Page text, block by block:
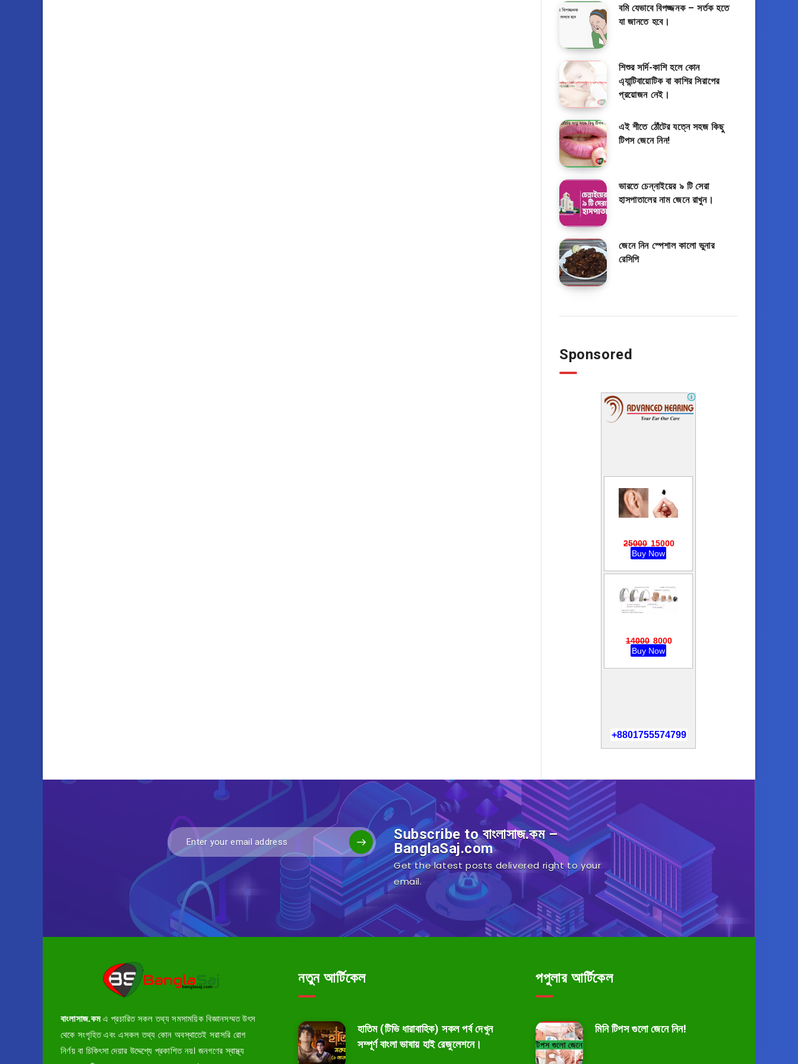
বমি যেভাবে বিপজ্জনক – সর্তক হতে
যা জানতে হবে।
শিশুর সর্দি-কাশি হলে কোন
এ্যান্টিবায়োটিক বা কাশির সিরাপের
প্রয়োজন নেই।
এই শীতে ঠোঁটের যত্নে সহজ কিছু
টিপস জেনে নিন!
ভারতে চেন্নাইয়ের ৯ টি সেরা
হাসপাতালের নাম জেনে রাখুন।
জেনে নিন স্পেশাল কালো ভুনার
রেসিপি
Sponsored
Subscribe to বাংলাসাজ.কম –
BanglaSaj.com
Get the latest posts delivered right to your
email.
বাংলাসাজ.কমএ প্রচারিত সকল তথ্য সমসাময়িক বিজ্ঞানসম্মত উৎস
থেকে সংগৃহিত এবং এসকল তথ্য কোন অবস্থাতেই সরাসরি রোগ
নির্ণয় বা চিকিৎসা দেয়ার উদ্দেশ্যে প্রকাশিত নয়। জনগণের স্বাস্থ্য
নতুন আর্টিকেল
হাতিম (টিভি ধারাবাহিক) সকল পর্ব দেখুন
সম্পূর্ণ বাংলা ভাষায় হাই রেজুলেশনে।
পপুলার আর্টিকেল
মিনি টিপস গুলো জেনে নিন!